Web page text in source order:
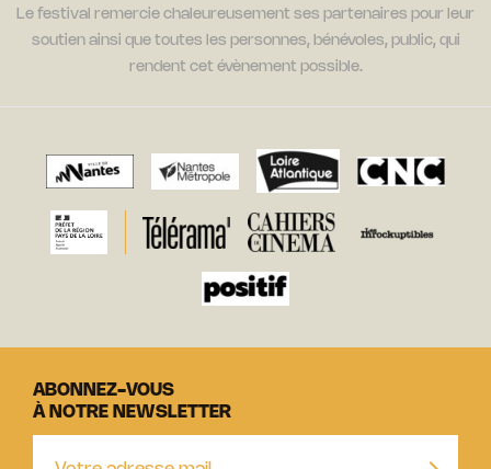
Le festival remercie chaleureusement ses partenaires pour leur
soutien ainsi que toutes les personnes, bénévoles, public, qui
rendent cet évènement possible.
ABONNEZ-VOUS
À NOTRE NEWSLETTER